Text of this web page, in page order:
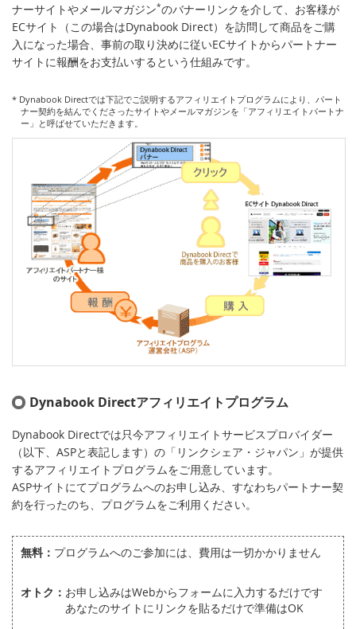
ナーサイトやメールマガジン*のバナーリンクを介して、お客様が
ECサイト（この場合はDynabook Direct）を訪問して商品をご購
入になった場合、事前の取り決めに従いECサイトからパートナー
サイトに報酬をお支払いするという仕組みです。
* Dynabook Directでは下記でご説明するアフィリエイトプログラムにより、パート
ナー契約を結んでくださったサイトやメールマガジンを「アフィリエイトパートナ
ー」と呼ばせていただきます。
Dynabook Directアフィリエイトプログラム
Dynabook Directでは只今アフィリエイトサービスプロバイダー
（以下、ASPと表記します）の「リンクシェア・ジャパン」が提供
するアフィリエイトプログラムをご用意しています。
ASPサイトにてプログラムへのお申し込み、すなわちパートナー契
約を行ったのち、プログラムをご利用ください。
無料： プログラムへのご参加には、費用は一切かかりません
オトク： お申し込みはWebからフォームに入力するだけです
あなたのサイトにリンクを貼るだけで準備はOK